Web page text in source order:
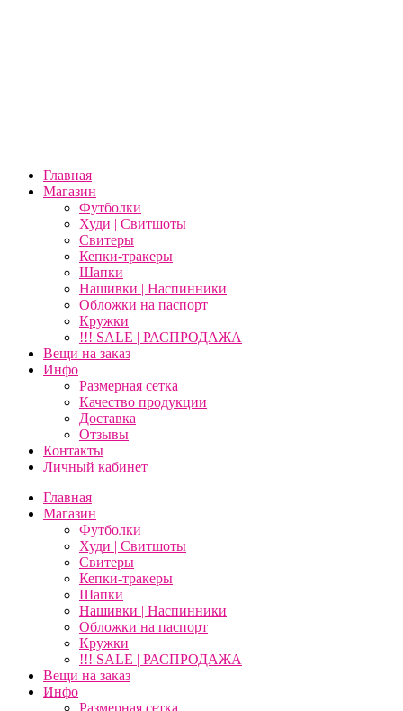
Главная
Магазин
Футболки
Худи | Свитшоты
Свитеры
Кепки-тракеры
Шапки
Нашивки | Наспинники
Обложки на паспорт
Кружки
!!! SALE | РАСПРОДАЖА
Вещи на заказ
Инфо
Размерная сетка
Качество продукции
Доставка
Отзывы
Контакты
Личный кабинет
Главная
Магазин
Футболки
Худи | Свитшоты
Свитеры
Кепки-тракеры
Шапки
Нашивки | Наспинники
Обложки на паспорт
Кружки
!!! SALE | РАСПРОДАЖА
Вещи на заказ
Инфо
Размерная сетка